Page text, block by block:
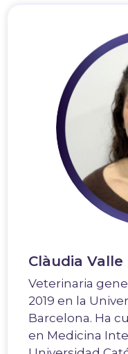
Clàudia Valle
Veterinaria
2019 en la
Barcelona. Ha
en Medicina